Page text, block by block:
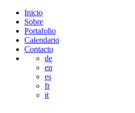
Inicio
Sobre
Portafolio
Calendario
Contacto
de
en
es
fr
it